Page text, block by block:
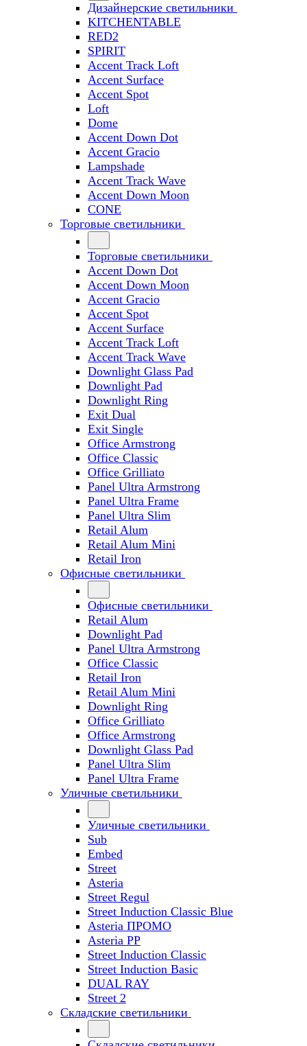
Дизайнерские светильники
KITCHENTABLE
RED2
SPIRIT
Accent Track Loft
Accent Surface
Accent Spot
Loft
Dome
Accent Down Dot
Accent Gracio
Lampshade
Accent Track Wave
Accent Down Moon
CONE
Торговые светильники
Торговые светильники
Accent Down Dot
Accent Down Moon
Accent Gracio
Accent Spot
Accent Surface
Accent Track Loft
Accent Track Wave
Downlight Glass Pad
Downlight Pad
Downlight Ring
Exit Dual
Exit Single
Office Armstrong
Office Classic
Office Grilliato
Panel Ultra Armstrong
Panel Ultra Frame
Panel Ultra Slim
Retail Alum
Retail Alum Mini
Retail Iron
Офисные светильники
Офисные светильники
Retail Alum
Downlight Pad
Panel Ultra Armstrong
Office Classic
Retail Iron
Retail Alum Mini
Downlight Ring
Office Grilliato
Office Armstrong
Downlight Glass Pad
Panel Ultra Slim
Panel Ultra Frame
Уличные светильники
Уличные светильники
Sub
Embed
Street
Asteria
Street Regul
Street Induction Classic Blue
Asteria ПРОМО
Asteria PP
Street Induction Classic
Street Induction Basic
DUAL RAY
Street 2
Складские светильники